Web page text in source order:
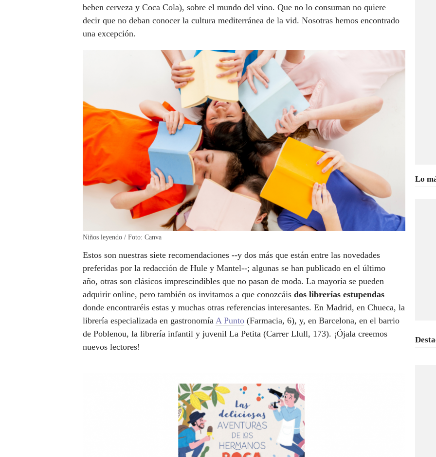
beben cerveza y Coca Cola), sobre el mundo del vino. Que no lo consuman no quiere
decir que no deban conocer la cultura mediterránea de la vid. Nosotras hemos encontrado
una excepción.
Niños leyendo / Foto: Canva
Estos son nuestras siete recomendaciones --y dos más que están entre las novedades
preferidas por la redacción de Hule y Mantel--; algunas se han publicado en el último
año, otras son clásicos imprescindibles que no pasan de moda. La mayoría se pueden
adquirir online, pero también os invitamos a que conozcáis dos librerías estupendas
donde encontraréis estas y muchas otras referencias interesantes. En Madrid, en Chueca, la
librería especializada en gastronomía A Punto (Farmacia, 6), y, en Barcelona, en el barrio
de Poblenou, la librería infantil y juvenil La Petita (Carrer Llull, 173). ¡Ójala creemos
nuevos lectores!
Lo